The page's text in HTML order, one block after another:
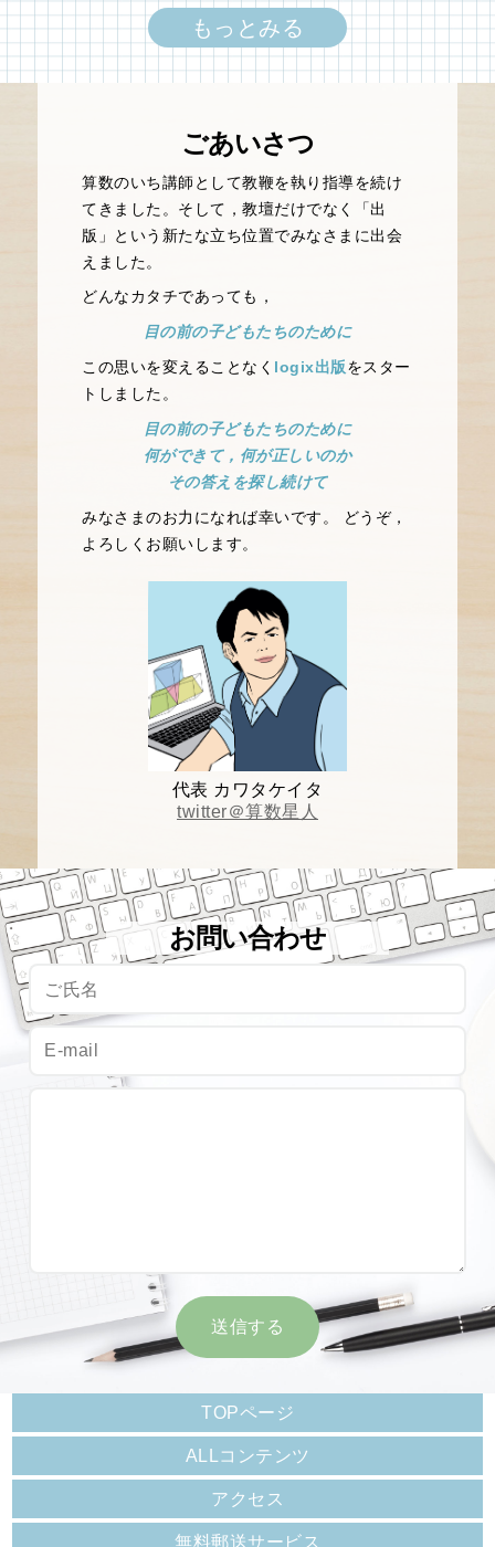
もっとみる
ごあいさつ
算数のいち講師として教鞭を執り指導を続け
てきました。そして，教壇だけでなく「出
版」という新たな立ち位置でみなさまに出会
えました。
どんなカタチであっても，
目の前の子どもたちのために
この思いを変えることなく logix出版をスター
トしました。
目の前の子どもたちのために
何ができて，何が正しいのか
その答えを探し続けて
みなさまのお力になれば幸いです。
どうぞ，
よろしくお願いします。
代表 カワタケイタ
twitter＠算数星人
お問い合わせ
TOPページ
ALLコンテンツ
アクセス
無料郵送サービス